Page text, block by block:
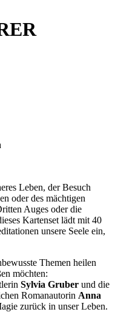
Leben, der Besuch
oder des mächtigen
Auges oder die
Kartenset lädt mit 40
unsere Seele ein,
Themen heilen
möchten:
Sylvia Gruber und die
Romanautorin Anna
zurück in unser Leben.